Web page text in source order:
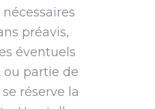
préavis,
éventuels
partie de
réserve la